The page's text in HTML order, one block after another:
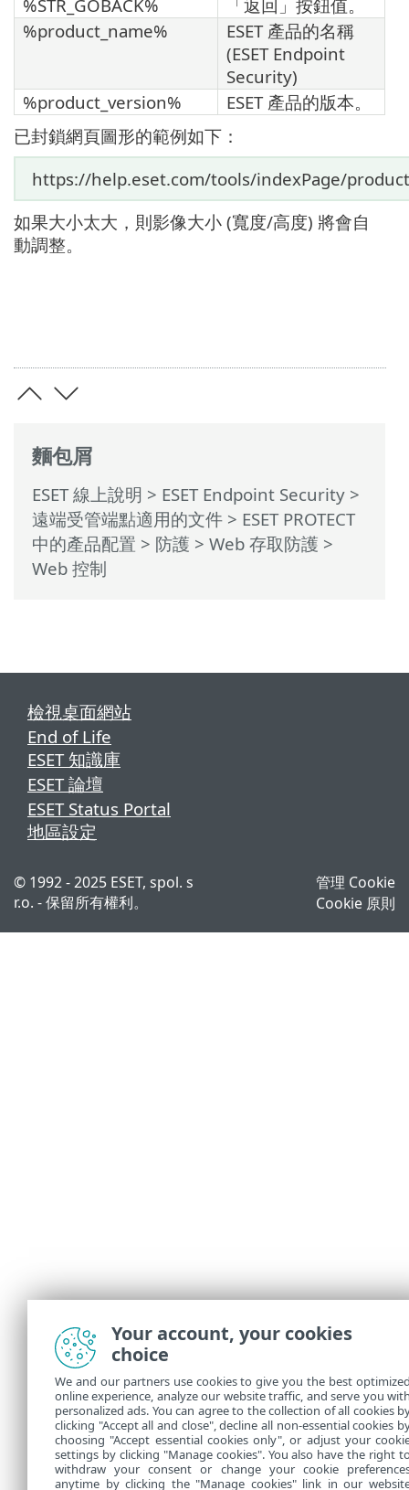
麵包屑
ESET 線上說明 > ESET Endpoint Security >
遠端受管端點適用的文件 > ESET PROTECT
中的產品配置 > 防護 > Web 存取防護 >
Web 控制
%STR_GOBACK%
「返回」按鈕值。
%product_name%
ESET 產品的名稱
(ESET Endpoint
Security)
%product_version%
ESET 產品的版本。
已封鎖網頁圖形的範例如下：
https://help.eset.com/tools/indexPage/
如果大小太大，則影像大小 (寬度/高度) 將會自
動調整。
檢視桌面網站
End of Life
ESET 知識庫
ESET 論壇
ESET Status Portal
地區設定
© 1992 - 2025 ESET, spol. s
r.o. - 保留所有權利。
管理 Cookie
Cookie 原則
Your account, your cookies
choice
We and our partners use cookies to give you the best
online experience, analyze our website traffic, and serve you
personalized ads. You can agree to the collection of all cookies
clicking "Accept all and close", decline all non-essential cookies
choosing "Accept essential cookies only", or adjust your
settings by clicking "Manage cookies". You also have the right
withdraw your consent or change your cookie
anytime by clicking the "Manage cookies" link in our